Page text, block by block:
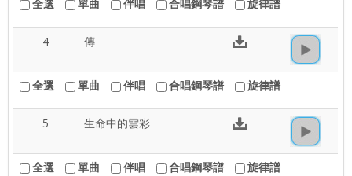
全選 單曲 伴唱 合唱鋼琴譜 旋律譜
4 傳
全選 單曲 伴唱 合唱鋼琴譜 旋律譜
5 生命中的雲彩
全選 單曲 伴唱 合唱鋼琴譜 旋律譜